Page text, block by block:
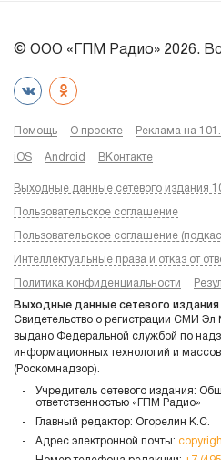
© ООО «ГПМ Радио» 2026.
Помощь О проекте Реклама на
iOS Android ВКонтакте
Выходные данные сетевого издания
Пользовательское соглашение
Пользовательское соглашение
Интеллектуальные права и отказ от
Политика конфиденциальности
Выходные данные сетевого издания
Свидетельство о регистрации СМИ
выдано Федеральной службой по
информационных технологий и
(Роскомнадзор).
Учредитель сетевого издания:
ответственностью «ГПМ Радио»
Главный редактор: Огорелин К.С.
Адрес электронной почты: